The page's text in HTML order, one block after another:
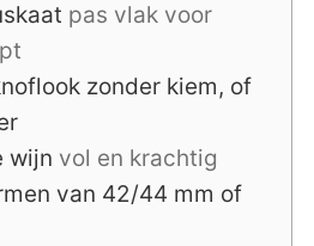
pas vlak voor
zonder kiem, of
wijn vol en krachtig
van 42/44 mm of